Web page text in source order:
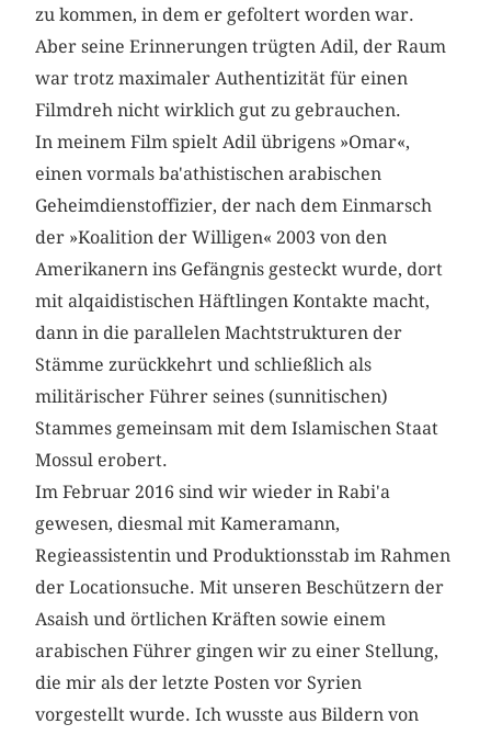
zu kommen, in dem er gefoltert worden war.
Aber seine Erinnerungen trügten Adil, der Raum
war trotz maximaler Authentizität für einen
Filmdreh nicht wirklich gut zu gebrauchen.
In meinem Film spielt Adil übrigens »Omar«,
einen vormals ba'athistischen arabischen
Geheimdienstoffizier, der nach dem Einmarsch
der »Koalition der Willigen« 2003 von den
Amerikanern ins Gefängnis gesteckt wurde, dort
mit alqaidistischen Häftlingen Kontakte macht,
dann in die parallelen Machtstrukturen der
Stämme zurückkehrt und schließlich als
militärischer Führer seines (sunnitischen)
Stammes gemeinsam mit dem Islamischen Staat
Mossul erobert.
Im Februar 2016 sind wir wieder in Rabi'a
gewesen, diesmal mit Kameramann,
Regieassistentin und Produktionsstab im Rahmen
der Locationsuche. Mit unseren Beschützern der
Asaish und örtlichen Kräften sowie einem
arabischen Führer gingen wir zu einer Stellung,
die mir als der letzte Posten vor Syrien
vorgestellt wurde. Ich wusste aus Bildern von